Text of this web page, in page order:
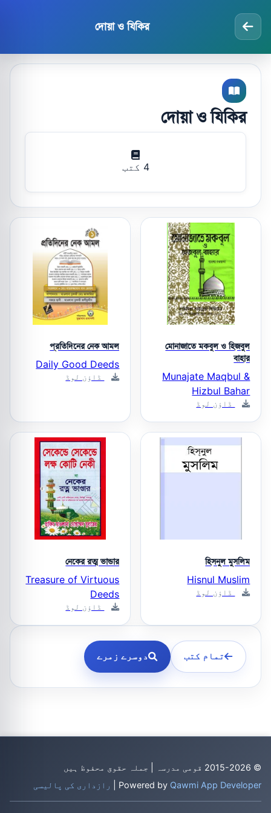
দোয়া ও যিকির
দোয়া ও যিকির
4 کتب
মোনাজাতে মকবুল ও হিজবুল
বাহার
Munajate Maqbul &
Hizbul Bahar
ڈاؤن لوڈ
প্রতিদিনের নেক আমল
Daily Good Deeds
ڈاؤن لوڈ
হিসনুল মুসলিম
Hisnul Muslim
ڈاؤن لوڈ
নেকের রত্ম ভান্ডার
Treasure of Virtuous
Deeds
ڈاؤن لوڈ
تمام کتب دوسرے زمرے
© 2015-2026 قومی مدرسہ | جملہ حقوق محفوظ ہیں
Powered by Qawmi App Developer رازداری کی پالیسی